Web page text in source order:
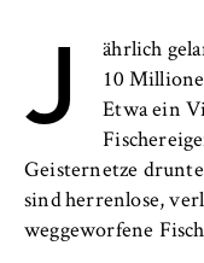
J
ährlich
10
Etwa ein
Geisternetze
sind herrenlose,
weggeworfene
Betreiber
Zweck:
Speichert
Benutzers
Domäne.
Cookie-
der Website